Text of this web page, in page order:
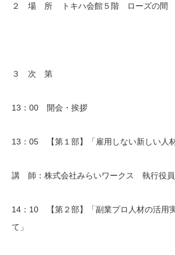
２ 場 所 トキハ会館５階 ローズの間
３ 次 第
13：00 開会・挨拶
13：05 【第１部】「雇用しない新しい人材
講 師：株式会社みらいワークス 執行
14：10 【第２部】「副業プロ人材の活用
て」